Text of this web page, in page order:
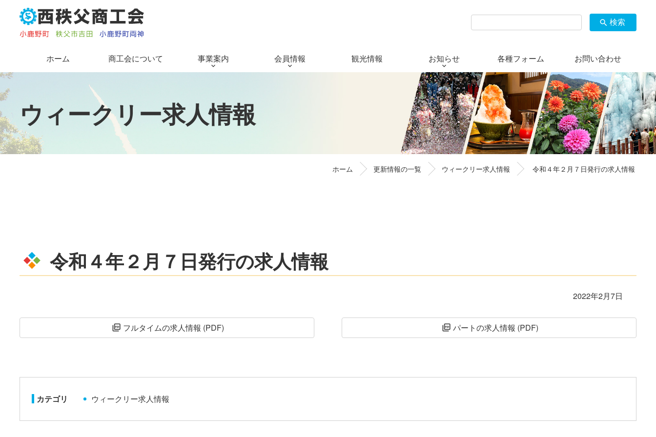
文
へ
ス
キ
ッ
プ
search 検索
ホーム 商工会について 事業案内 会員情報 観光情報 お知らせ 各種フォーム お問い合わせ
ウ ィークリ ー求人情報
令和４年２月７日発行の求人情報
2022年2月7日
picture_as_pdf フルタイムの求人情報 (PDF) picture_as_pdf パートの求人情報 (PDF)
カテゴリ ウィークリー求人情報
ホーム 更新情報の一覧 ウィークリー求人情報 令和４年２月７日発行の求人情報